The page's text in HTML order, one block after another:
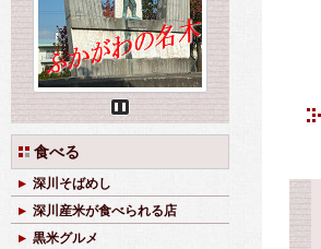
Pause
食べる
深川そばめし
深川産米が食べられる店
黒米グルメ